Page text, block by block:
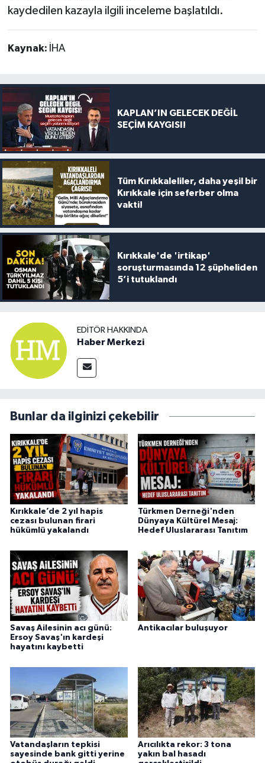
kaydedilen kazayla ilgili inceleme başlatıldı.
Kaynak: İHA
KAPLAN’IN GELECEK DEĞİL
SEÇİM KAYGISI!
Tüm Kırıkkaleliler, daha yeşil bir
Kırıkkale için seferber olma
vakti!
Kırıkkale'de 'irtikap'
soruşturmasında 12 şüpheliden
5’i tutuklandı
EDITÖR HAKKINDA
Haber Merkezi
Bunlar da ilginizi çekebilir
Kırıkkale’de 2 yıl hapis
cezası bulunan firari
hükümlü yakalandı
Türkmen Derneği'nden
Dünyaya Kültürel Mesaj:
Hedef Uluslararası Tanıtım
Savaş Ailesinin acı günü:
Ersoy Savaş'ın kardeşi
hayatını kaybetti
Antikacılar buluşuyor
Vatandaşların tepkisi
sayesinde bank gitti yerine
Arıcılıkta rekor: 3 tona
yakın bal hasadı